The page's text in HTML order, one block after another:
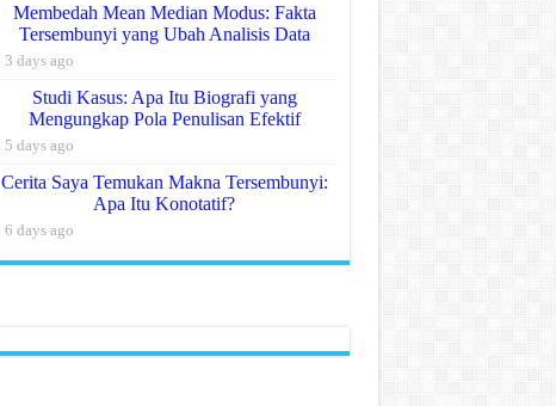
Membedah Mean Median Modus: Fakta
Tersembunyi yang Ubah Analisis Data
3 days ago
Studi Kasus: Apa Itu Biografi yang
Mengungkap Pola Penulisan Efektif
5 days ago
Cerita Saya Temukan Makna Tersembunyi:
Apa Itu Konotatif?
6 days ago